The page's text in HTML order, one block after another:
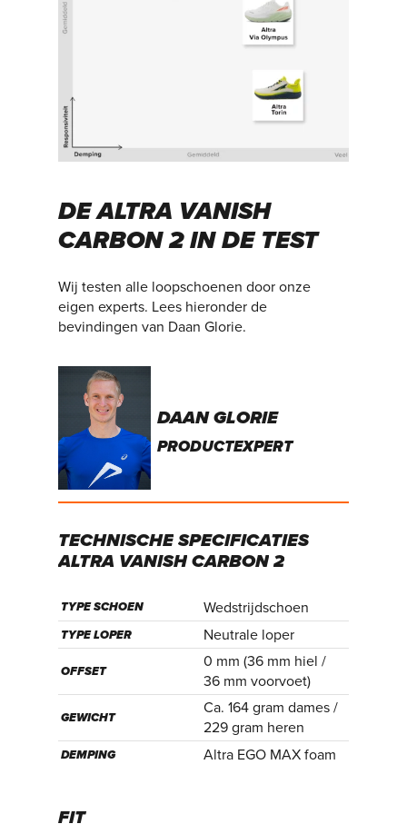
DE ALTRA VANISH
CARBON 2 IN DE TEST
Wij testen alle loopschoenen door onze
eigen experts. Lees hieronder de
bevindingen van Daan Glorie.
DAAN GLORIE
PRODUCTEXPERT
TECHNISCHE SPECIFICATIES
ALTRA VANISH CARBON 2
TYPE SCHOEN Wedstrijdschoen
TYPE LOPER Neutrale loper
OFFSET
0 mm (36 mm hiel /
36 mm voorvoet)
GEWICHT
Ca. 164 gram dames /
229 gram heren
DEMPING Altra EGO MAX foam
FIT